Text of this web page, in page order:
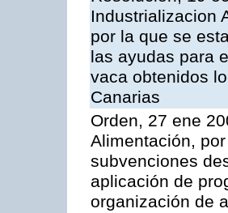
Industrializacion
por la que se
las ayudas para
vaca obtenidos
Canarias
Orden, 27 ene
Alimentación,
subvenciones
aplicación de
organización de